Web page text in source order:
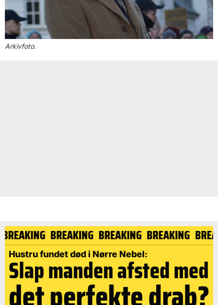
Arkivfoto.
BREAKING BREAKING BREAKING BREAKING
Hustru fundet død i Nørre Nebel:
Slap manden afsted med